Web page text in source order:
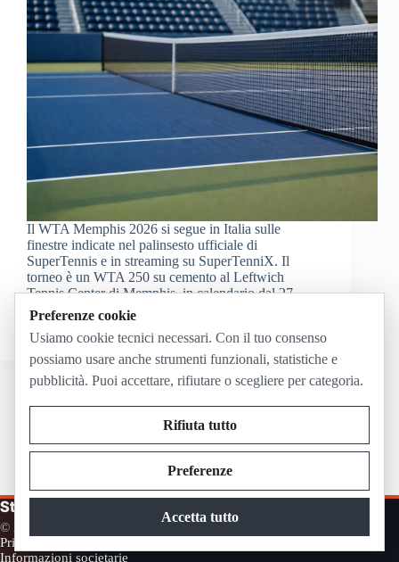
Il WTA Memphis 2026 si segue in Italia sulle
finestre indicate nel palinsesto ufficiale di
SuperTennis e in streaming su SuperTenniX. Il
torneo è un WTA 250 su cemento al Leftwich
Tennis Center di Memphis, in calendario dal 27
luglio…
Luglio 27, 2026
Streaming in Diretta
© 2026
Privacy
Informazioni societarie
Preferenze cookie
Usiamo cookie tecnici necessari. Con il tuo consenso
possiamo usare anche strumenti funzionali, statistiche e
pubblicità. Puoi accettare, rifiutare o scegliere per categoria.
Rifiuta tutto
Preferenze
Accetta tutto